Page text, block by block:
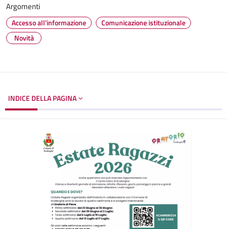
Argomenti
Accesso all'informazione
Comunicazione istituzionale
Novità
INDICE DELLA PAGINA